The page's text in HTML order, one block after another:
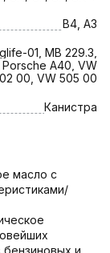
B4, A3
01, MB 229.3,
Porsche A40, VW
00, VW 505 00
Канистра
масло с
и